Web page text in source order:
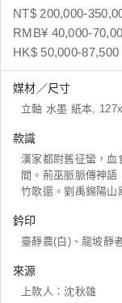
NT$ 200,000-
RMB¥ 40,000-
HK$ 50,000-87,500
媒材／尺寸
立軸 水墨 紙本,
款識
漢家都尉舊征蠻，血
間。荊巫脈脈傳神
竹歌還。劉禹錫陽山
鈐印
臺靜農(白)、龍坡靜
來源
上款人：沈秋雄